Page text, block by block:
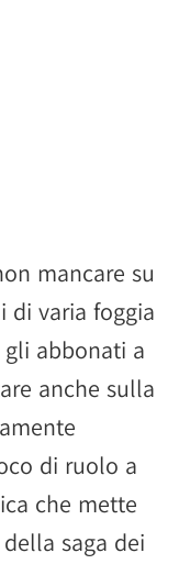
mancare su
di varia foggia
abbonati a
anche sulla
di ruolo a
che mette
saga dei